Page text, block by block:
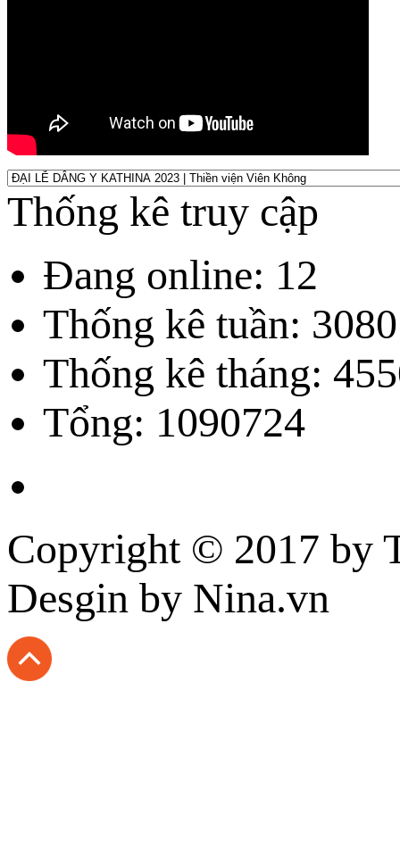
Thống kê truy cập
Đang online: 12
Thống kê tuần: 3080
Thống kê tháng:
Tổng: 1090724
Copyright © 2017 by
Desgin by Nina.vn